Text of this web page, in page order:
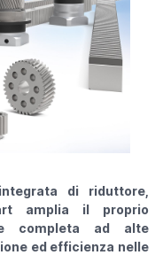
di riduttore,
amplia il proprio
completa ad alte
ed efficienza nelle